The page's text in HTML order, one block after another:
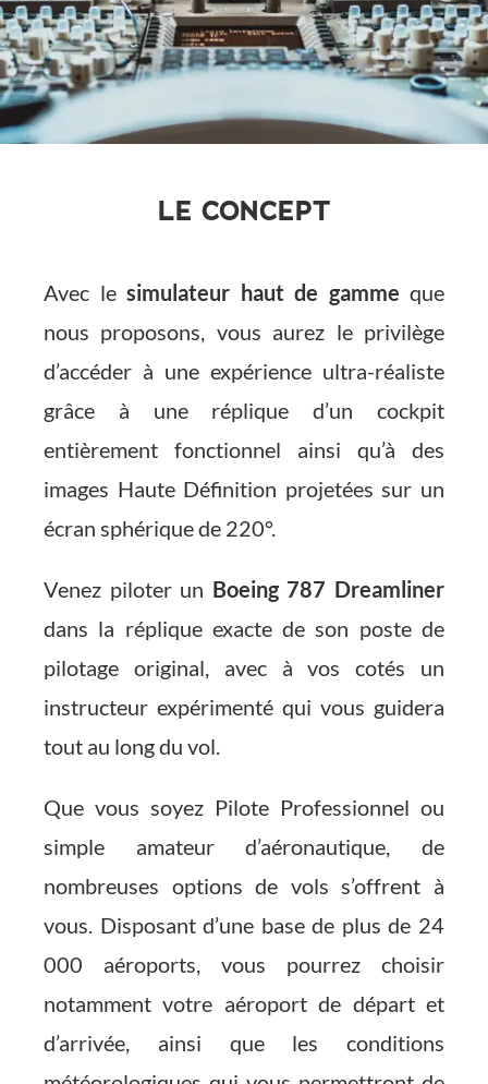
LE CONCEPT
Avec le simulateur haut de gamme que
nous proposons, vous aurez le privilège
d’accéder à une expérience ultra-réaliste
grâce à une réplique d’un cockpit
entièrement fonctionnel ainsi qu’à des
images Haute Définition projetées sur un
écran sphérique de 220°.
Venez piloter un Boeing 787 Dreamliner
dans la réplique exacte de son poste de
pilotage original, avec à vos cotés un
instructeur expérimenté qui vous guidera
tout au long du vol.
Que vous soyez Pilote Professionnel ou
simple amateur d’aéronautique, de
nombreuses options de vols s’offrent à
vous. Disposant d’une base de plus de 24
000 aéroports, vous pourrez choisir
notamment votre aéroport de départ et
d’arrivée, ainsi que les conditions